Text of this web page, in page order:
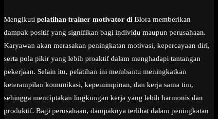
Mengikuti pelatihan trainer motivator di Blora memberikan
dampak positif yang signifikan bagi individu maupun perusahaan.
Karyawan akan merasakan peningkatan motivasi, kepercayaan diri,
serta pola pikir yang lebih proaktif dalam menghadapi tantangan
pekerjaan. Selain itu, pelatihan ini membantu meningkatkan
keterampilan komunikasi, kepemimpinan, dan kerja sama tim,
sehingga menciptakan lingkungan kerja yang lebih harmonis dan
produktif. Bagi perusahaan, dampaknya terlihat dalam peningkatan